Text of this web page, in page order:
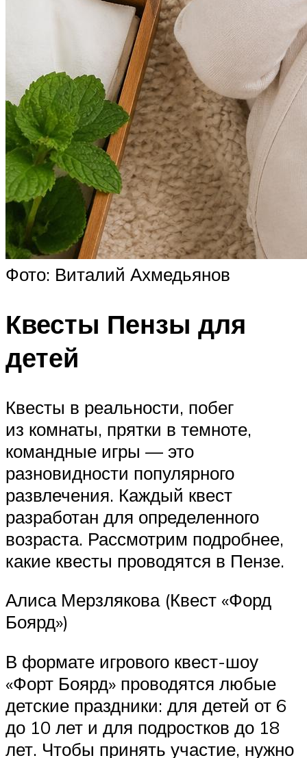
Фото: Виталий Ахмедьянов
Квесты Пензы для
детей
Квесты в реальности, побег
из комнаты, прятки в темноте,
командные игры — это
разновидности популярного
развлечения. Каждый квест
разработан для определенного
возраста. Рассмотрим подробнее,
какие квесты проводятся в Пензе.
Алиса Мерзлякова (Квест «Форд
Боярд»)
В формате игрового квест-шоу
«Форт Боярд» проводятся любые
детские праздники: для детей от 6
до 10 лет и для подростков до 18
лет. Чтобы принять участие, нужно